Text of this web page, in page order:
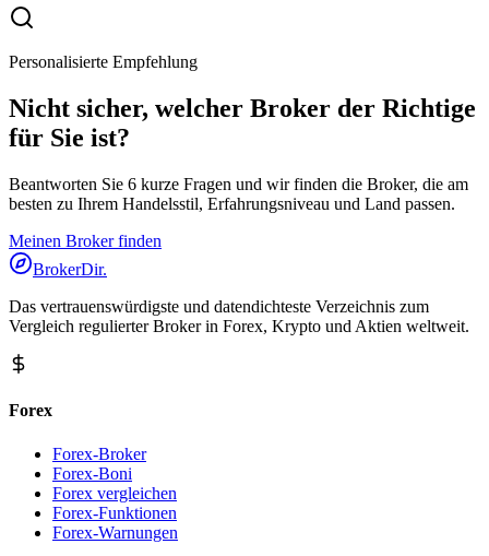
Personalisierte Empfehlung
Nicht sicher, welcher Broker der Richtige
für Sie ist?
Beantworten Sie 6 kurze Fragen und wir finden die Broker, die am
besten zu Ihrem Handelsstil, Erfahrungsniveau und Land passen.
Meinen Broker finden
BrokerDir.
Das vertrauenswürdigste und datendichteste Verzeichnis zum
Vergleich regulierter Broker in Forex, Krypto und Aktien weltweit.
Forex
Forex-Broker
Forex-Boni
Forex vergleichen
Forex-Funktionen
Forex-Warnungen